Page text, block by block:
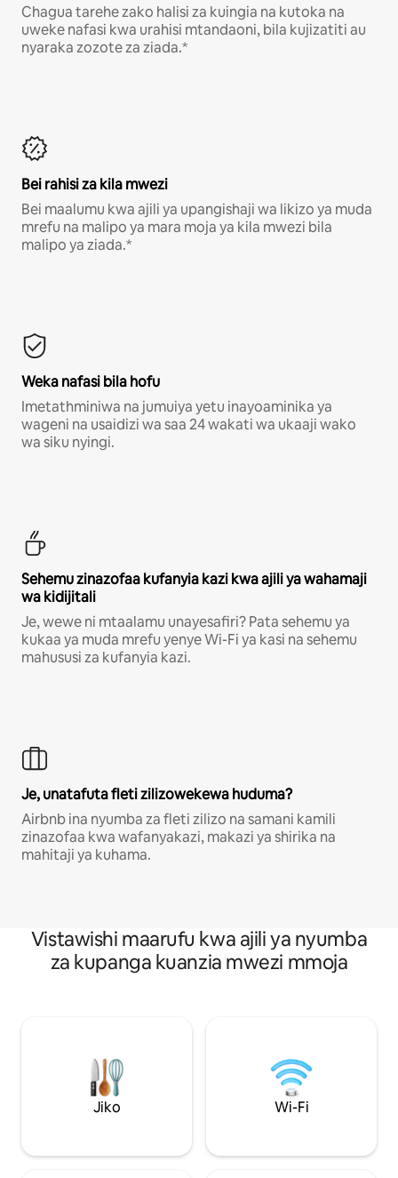
Chagua tarehe zako halisi za kuingia na kutoka na
uweke nafasi kwa urahisi mtandaoni, bila kujizatiti au
nyaraka zozote za ziada.*
Bei rahisi za kila mwezi
Bei maalumu kwa ajili ya upangishaji wa likizo ya muda
mrefu na malipo ya mara moja ya kila mwezi bila
malipo ya ziada.*
Weka nafasi bila hofu
Imetathminiwa na jumuiya yetu inayoaminika ya
wageni na usaidizi wa saa 24 wakati wa ukaaji wako
wa siku nyingi.
Sehemu zinazofaa kufanyia kazi kwa ajili ya wahamaji
wa kidijitali
Je, wewe ni mtaalamu unayesafiri? Pata sehemu ya
kukaa ya muda mrefu yenye Wi-Fi ya kasi na sehemu
mahususi za kufanyia kazi.
Je, unatafuta fleti zilizowekewa huduma?
Airbnb ina nyumba za fleti zilizo na samani kamili
zinazofaa kwa wafanyakazi, makazi ya shirika na
mahitaji ya kuhama.
Vistawishi maarufu kwa ajili ya nyumba
za kupanga kuanzia mwezi mmoja
Jiko Wi-Fi